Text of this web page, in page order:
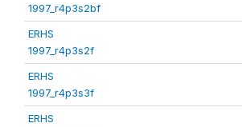
1997_r4p3s2bf
ERHS
1997_r4p3s2f
ERHS
1997_r4p3s3f
ERHS